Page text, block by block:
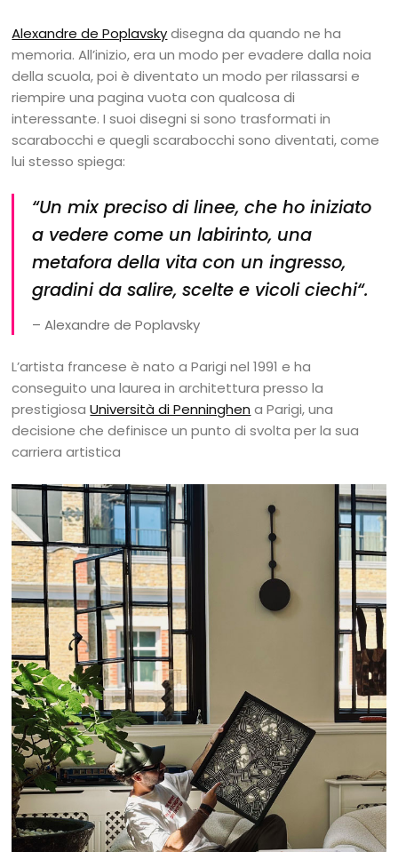
Alexandre de Poplavskydisegna da quando ne ha
memoria. All’inizio, era un modo per evadere dalla noia
della scuola, poi è diventato un modo per rilassarsi e
riempire una pagina vuota con qualcosa di
interessante. I suoi disegni si sono trasformati in
scarabocchi e quegli scarabocchi sono diventati, come
lui stesso spiega:
“Unmix preciso di linee, che ho iniziato
a vedere come un labirinto, una
metafora della vita con un ingresso,
gradini da salire, scelte e vicoli ciechi“.
– Alexandre de Poplavsky
L’artista francese è nato a Parigi nel 1991 e ha
conseguito una laurea in architettura presso la
prestigiosaUniversità di Penninghen a Parigi, una
decisione che definisce un punto di svolta per la sua
carriera artistica